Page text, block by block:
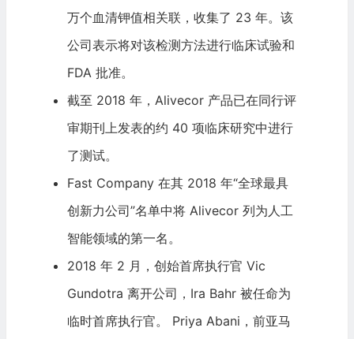
万个血清钾值相关联，收集了 23 年。该
公司表示将对该检测方法进行临床试验和
FDA 批准。
截至 2018 年，Alivecor 产品已在同行评
审期刊上发表的约 40 项临床研究中进行
了测试。
Fast Company在其 2018 年“全球最具
创新力公司”名单中将 Alivecor 列为人工
智能领域的第一名。
2018 年 2 月，创始首席执行官 Vic
Gundotra 离开公司，Ira Bahr 被任命为
临时首席执行官。 Priya Abani，前亚马